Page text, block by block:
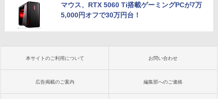
マウス、RTX 5060 Ti搭載ゲーミングPCが7万
5,000円オフで30万円台！
本サイトのご利用について お問い合わせ
広告掲載のご案内 編集部へのご連絡